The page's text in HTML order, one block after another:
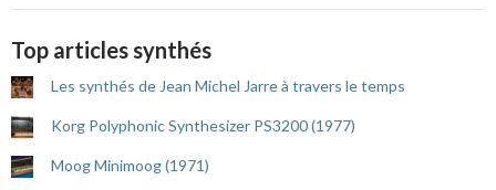
Top articles synthés
Les synthés de Jean Michel Jarre à travers le temps
Korg Polyphonic Synthesizer PS3200 (1977)
Moog Minimoog (1971)